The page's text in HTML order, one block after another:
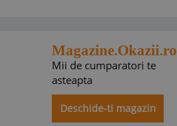
Magazine.Okazii.ro
Mii de cumparatori te
asteapta
Deschide-ti magazin